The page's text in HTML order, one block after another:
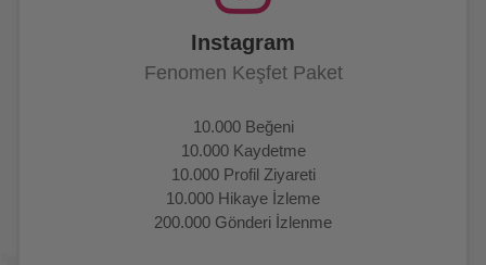
Instagram
Fenomen Keşfet Paket
10.000 Beğeni
10.000 Kaydetme
10.000 Profil Ziyareti
10.000 Hikaye İzleme
200.000 Gönderi İzlenme